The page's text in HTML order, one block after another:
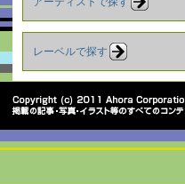
レーベルで探す